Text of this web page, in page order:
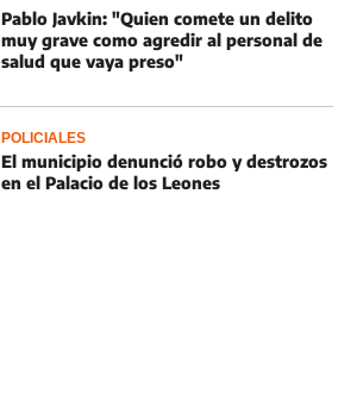
Pablo Javkin: "Quien comete un delito
muy grave como agredir al personal de
salud que vaya preso"
POLICIALES
El municipio denunció robo y destrozos
en el Palacio de los Leones